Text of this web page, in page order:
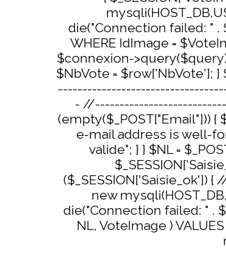
die("Connection failed: " .
WHERE IdImage =
$connexion-
$NbVote = $row['NbVote'];
-
(empty($_POST["Email"]))
e-mail address is well-
valide"; } } $NL =
($_SESSION['Saisie_ok'])
new
die("Connection failed: " .
NL, VoteImage )